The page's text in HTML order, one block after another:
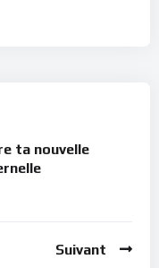
ta nouvelle
Suivant